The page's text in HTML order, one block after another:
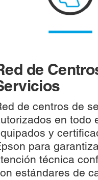
de
de centros de
en todo
y
para
técnica
estándares de